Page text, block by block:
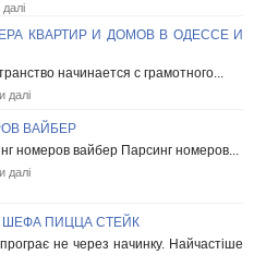
КВАРТИР И ДОМОВ В ОДЕССЕ И
начинается с грамотного...
далі
ВАЙБЕР
номеров вайбер Парсинг номеров...
далі
ШЕФА ПИЦЦА СТЕЙК
не через начинку. Найчастіше